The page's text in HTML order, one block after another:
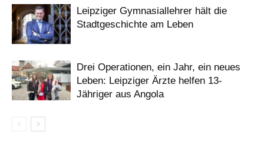
Leipziger Gymnasiallehrer hält die
Stadtgeschichte am Leben
Drei Operationen, ein Jahr, ein neues
Leben: Leipziger Ärzte helfen 13-
Jähriger aus Angola